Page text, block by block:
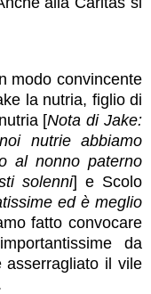
modo convincente
la nutria, figlio di
[Nota di Jake:
nutrie abbiamo
al nonno paterno
solenni] e Scolo
ed è meglio
fatto convocare
da
asserragliato il vile